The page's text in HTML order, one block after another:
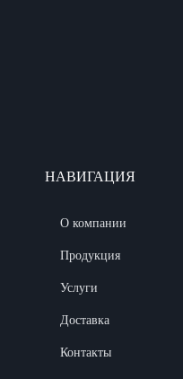
НАВИГАЦИЯ
О компании
Продукция
Услуги
Доставка
Контакты